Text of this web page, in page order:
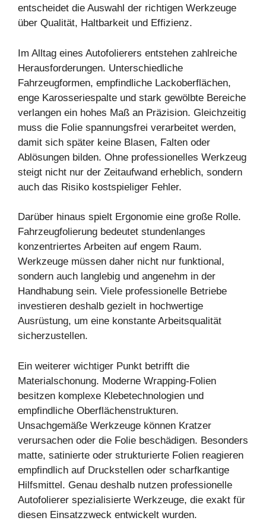
entscheidet die Auswahl der richtigen Werkzeuge
über Qualität, Haltbarkeit und Effizienz.
Im Alltag eines Autofolierers entstehen zahlreiche
Herausforderungen. Unterschiedliche
Fahrzeugformen, empfindliche Lackoberflächen,
enge Karosseriespalte und stark gewölbte Bereiche
verlangen ein hohes Maß an Präzision. Gleichzeitig
muss die Folie spannungsfrei verarbeitet werden,
damit sich später keine Blasen, Falten oder
Ablösungen bilden. Ohne professionelles Werkzeug
steigt nicht nur der Zeitaufwand erheblich, sondern
auch das Risiko kostspieliger Fehler.
Darüber hinaus spielt Ergonomie eine große Rolle.
Fahrzeugfolierung bedeutet stundenlanges
konzentriertes Arbeiten auf engem Raum.
Werkzeuge müssen daher nicht nur funktional,
sondern auch langlebig und angenehm in der
Handhabung sein. Viele professionelle Betriebe
investieren deshalb gezielt in hochwertige
Ausrüstung, um eine konstante Arbeitsqualität
sicherzustellen.
Ein weiterer wichtiger Punkt betrifft die
Materialschonung. Moderne Wrapping-Folien
besitzen komplexe Klebetechnologien und
empfindliche Oberflächenstrukturen.
Unsachgemäße Werkzeuge können Kratzer
verursachen oder die Folie beschädigen. Besonders
matte, satinierte oder strukturierte Folien reagieren
empfindlich auf Druckstellen oder scharfkantige
Hilfsmittel. Genau deshalb nutzen professionelle
Autofolierer spezialisierte Werkzeuge, die exakt für
diesen Einsatzzweck entwickelt wurden.